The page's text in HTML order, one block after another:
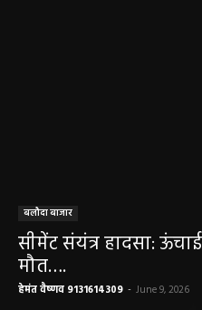
बलौदा बाजार
सीमेंट संयंत्र हादसा:
मौत….
हेमंत वैष्णव 9131614309 - June 9, 2026